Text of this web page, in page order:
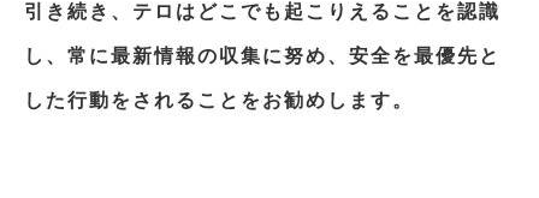
引き続き、テロはどこでも起こりえることを認識
し、常に最新情報の収集に努め、安全を最優先と
した行動をされることをお勧めします。